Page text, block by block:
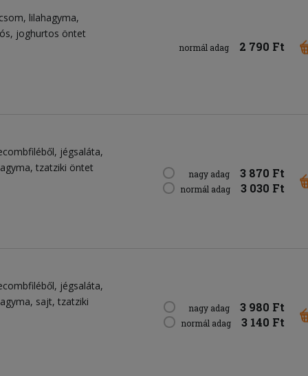
lilahagyma
joghurtos öntet
normál adag 2 790 Ft
jégsaláta
tzatziki öntet nagy adag 3 870 Ft
normál adag 3 030 Ft
jégsaláta
sajt tzatziki nagy adag 3 980 Ft
normál adag 3 140 Ft